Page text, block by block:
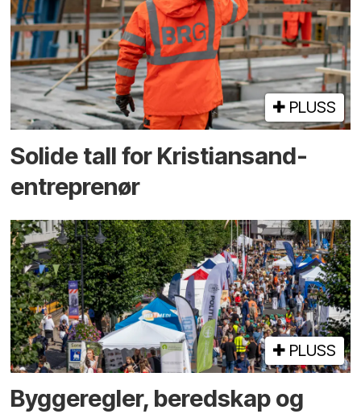
PLUSS
Solide tall for Kristiansand-
entreprenør
PLUSS
Bygge­regler, beredskap og